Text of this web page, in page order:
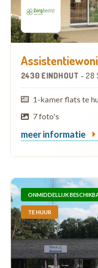
2430 EINDHOUT - 28
1-kamer flats te
7 foto's
meer informatie
ONMIDDELLIJK
TE HUUR